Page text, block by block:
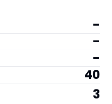
-
-
-
40
3